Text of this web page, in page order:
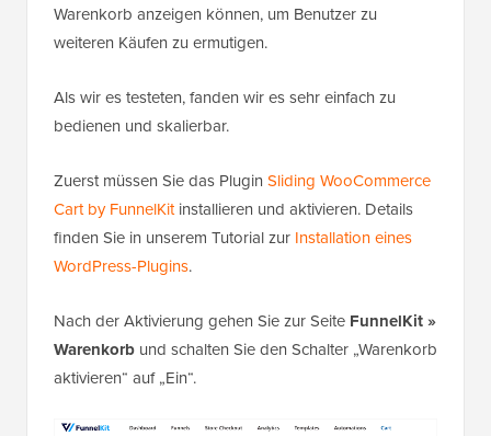
Warenkorb anzeigen können, um Benutzer zu
weiteren Käufen zu ermutigen.
Als wir es testeten, fanden wir es sehr einfach zu
bedienen und skalierbar.
Zuerst müssen Sie das Plugin Sliding WooCommerce
Cart by FunnelKitinstallieren und aktivieren. Details
finden Sie in unserem Tutorial zur Installation eines
WordPress-Plugins.
Nach der Aktivierung gehen Sie zur Seite FunnelKit »
Warenkorb und schalten Sie den Schalter „Warenkorb
aktivieren“ auf „Ein“.